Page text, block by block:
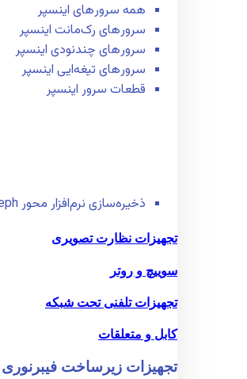
همه سرور‌های اینسپر
سرور‌های رک‌مانت اینسپر
سرور‌های چند‌نودی اینسپر
سرور‌های تیغه‌ایی اینسپر
قطعات سرور اینسپر
ذخیره‌سازی نرم‌افزار محور Ceph
تجهیزات نظارت تصویری
سوییچ و روتر
تجهیزات تلفنی تحت شبکه
کابل و متعلقات
تجهیزات زیر‌ساخت فیبر‌نوری